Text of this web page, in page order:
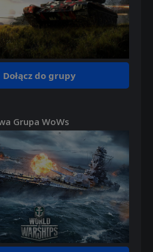
Dołącz do grupy
Grupa WoWs